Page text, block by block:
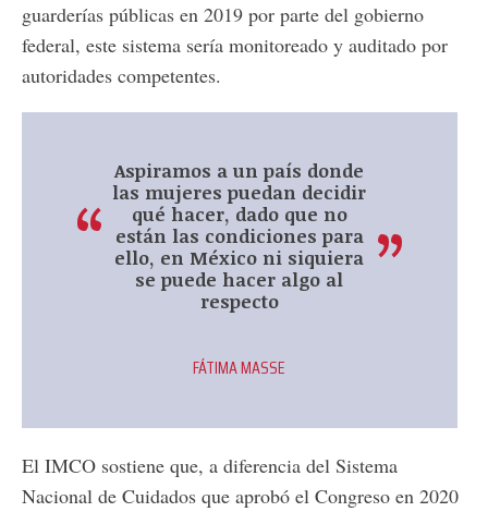
guarderías públicas en 2019 por parte del gobierno
federal, este sistema sería monitoreado y auditado por
autoridades competentes.
Aspiramos a un país donde
las mujeres puedan decidir
qué hacer, dado que no
están las condiciones para
ello, en México ni siquiera
se puede hacer algo al
respecto
FÁTIMA MASSE
El IMCO sostiene que, a diferencia del Sistema
Nacional de Cuidados que aprobó el Congreso en 2020